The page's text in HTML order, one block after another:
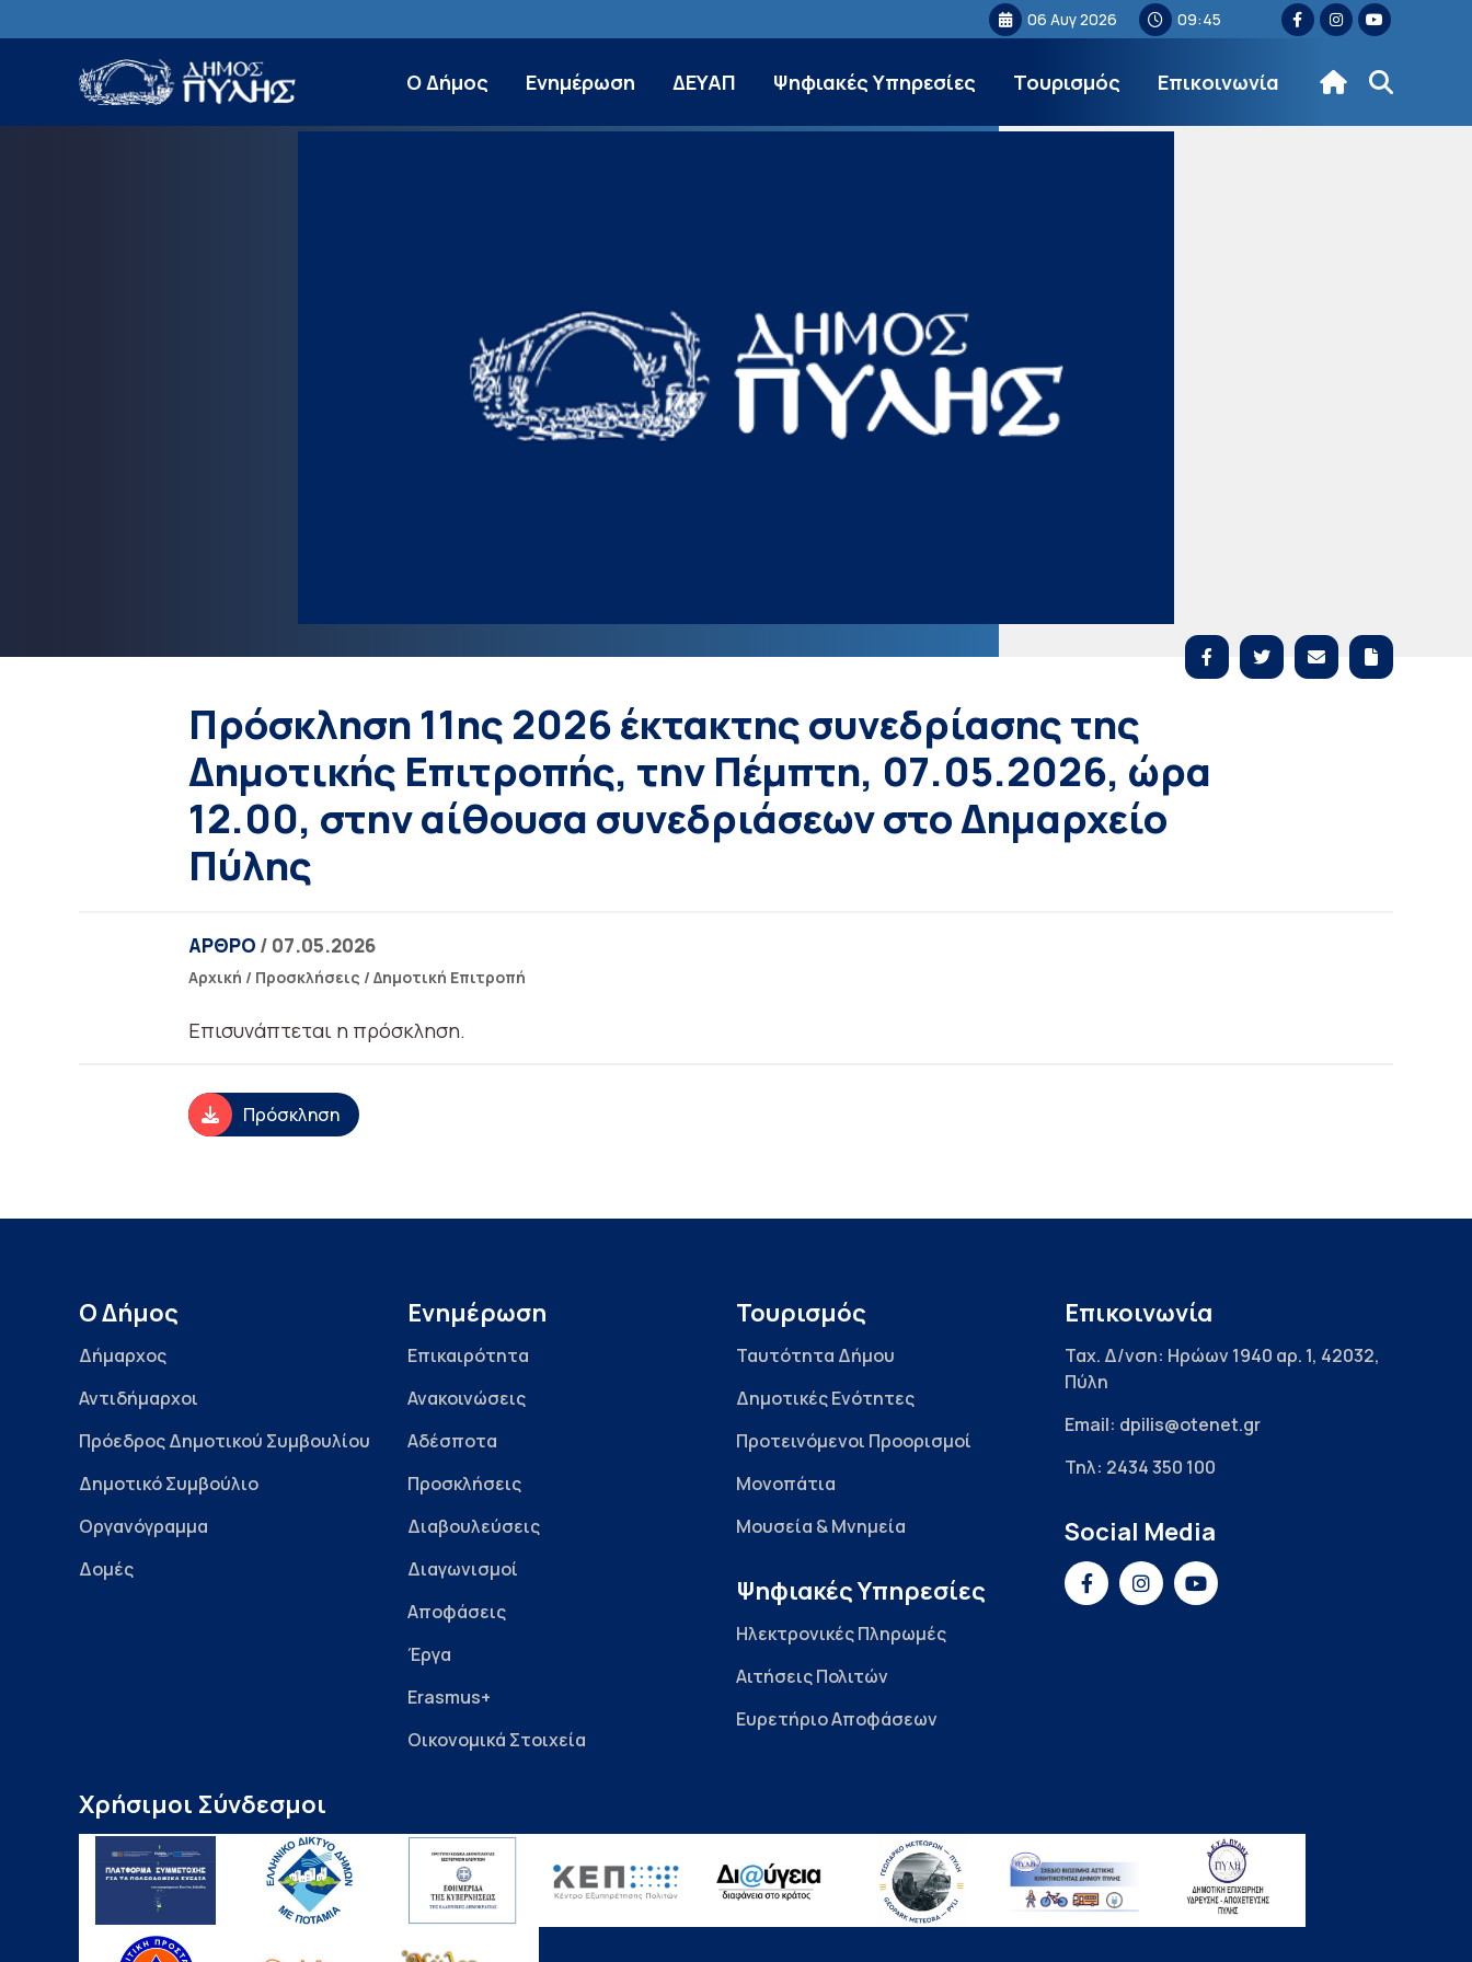
06 Αυγ 2026 09:45
Ο Δήμος Ενημέρωση ΔΕΥΑΠ Ψηφιακές Υπηρεσίες Τουρισμός Επικοινωνία
Πρόσκληση 11ης 2026 έκτακτης συνεδρίασης της
Δημοτικής Επιτροπής, την Πέμπτη, 07.05.2026, ώρα
12.00, στην αίθουσα συνεδριάσεων στο Δημαρχείο
Πύλης
ΑΡΘΡΟ / 07.05.2026
Αρχική / Προσκλήσεις / Δημοτική Επιτροπή
Επισυνάπτεται η πρόσκληση.
Πρόσκληση
Ο Δήμος
Δήμαρχος
Αντιδήμαρχοι
Πρόεδρος Δημοτικού Συμβουλίου
Δημοτικό Συμβούλιο
Οργανόγραμμα
Δομές
Ενημέρωση
Επικαιρότητα
Ανακοινώσεις
Αδέσποτα
Προσκλήσεις
Διαβουλεύσεις
Διαγωνισμοί
Αποφάσεις
Έργα
Erasmus+
Οικονομικά Στοιχεία
Τουρισμός
Ταυτότητα Δήμου
Δημοτικές Ενότητες
Προτεινόμενοι Προορισμοί
Μονοπάτια
Μουσεία & Μνημεία
Ψηφιακές Υπηρεσίες
Ηλεκτρονικές Πληρωμές
Αιτήσεις Πολιτών
Ευρετήριο Αποφάσεων
Επικοινωνία
Ταχ. Δ/νση: Ηρώων 1940 αρ. 1, 42032,
Πύλη
Email: dpilis@otenet.gr
Τηλ: 2434 350 100
Social Media
Χρήσιμοι Σύνδεσμοι